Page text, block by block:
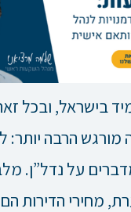
בישראל, ובכל
מורגש הרבה יותר:
על נדל”ן.
מחירי הדירות